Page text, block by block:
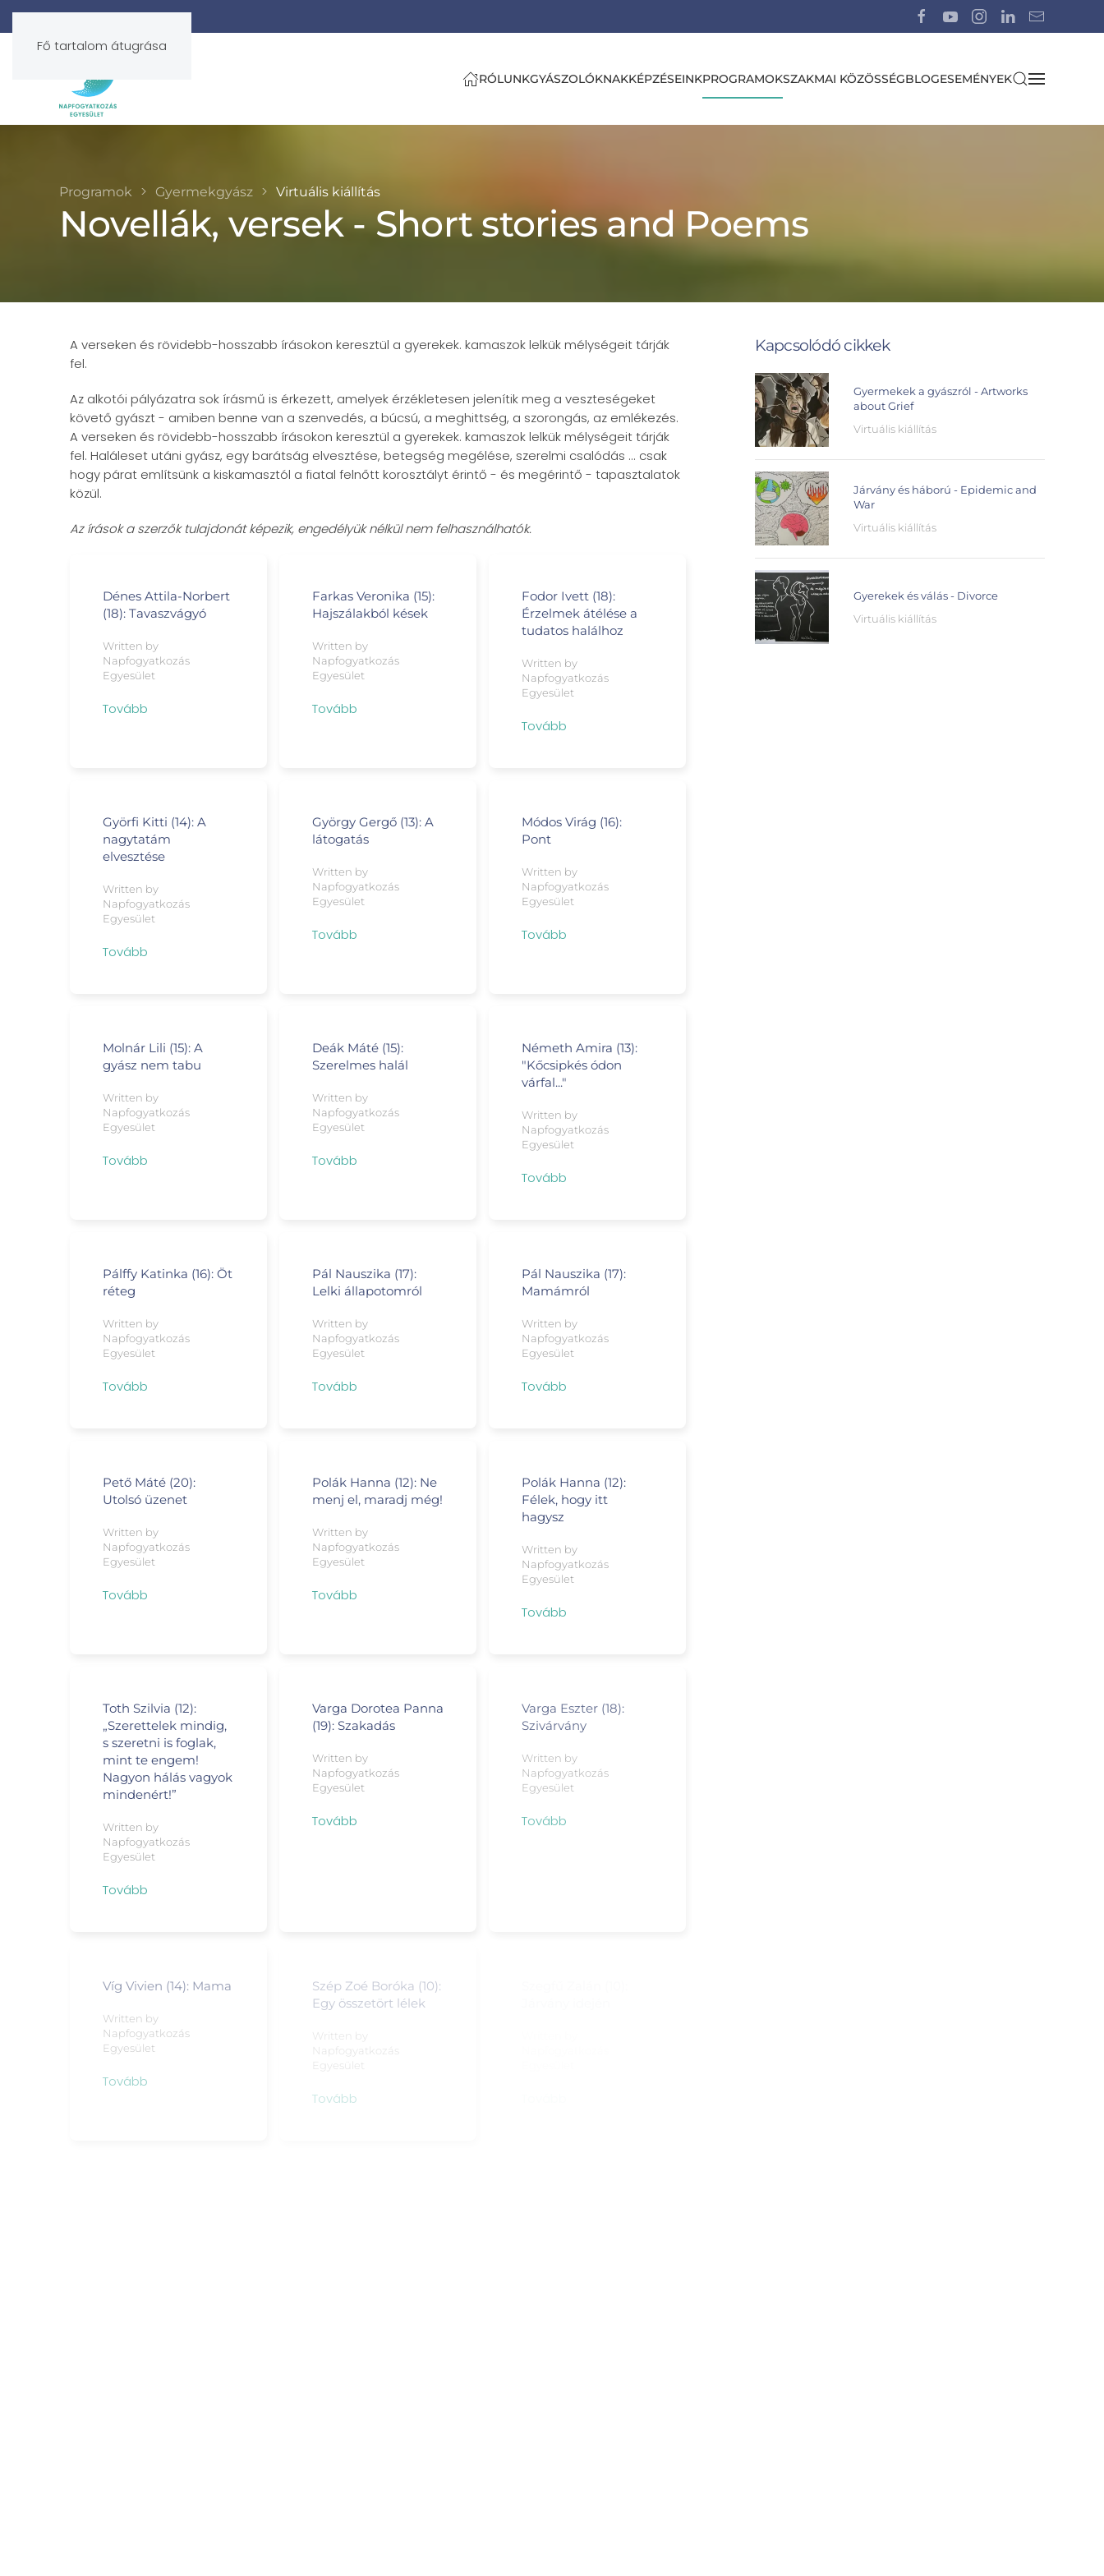
Fő tartalom átugrása
RÓLUNKGYÁSZOLÓKNAKKÉPZÉSEINKPROGRAMOKSZAKMAI KÖZÖSSÉGBLOGESEMÉNYEK
Programok Gyermekgyász Virtuális kiállítás
Novellák, versek - Short stories and Poems
A verseken és rövidebb-hosszabb írásokon keresztül a gyerekek. kamaszok lelkük mélységeit tárják
fel.
Az alkotói pályázatra sok írásmű is érkezett, amelyek érzékletesen jelenítik meg a veszteségeket
követő gyászt - amiben benne van a szenvedés, a búcsú, a meghittség, a szorongás, az emlékezés.
A verseken és rövidebb-hosszabb írásokon keresztül a gyerekek. kamaszok lelkük mélységeit tárják
fel. Haláleset utáni gyász, egy barátság elvesztése, betegség megélése, szerelmi csalódás ... csak
hogy párat említsünk a kiskamasztól a fiatal felnőtt korosztályt érintő - és megérintő - tapasztalatok
közül.
Az írások a szerzők tulajdonát képezik, engedélyük nélkül nem felhasználhatók.
Dénes Attila-Norbert
(18): Tavaszvágyó
Written by
Napfogyatkozás
Egyesület
Tovább
Farkas Veronika (15):
Hajszálakból kések
Written by
Napfogyatkozás
Egyesület
Tovább
Fodor Ivett (18):
Érzelmek átélése a
tudatos halálhoz
Written by
Napfogyatkozás
Egyesület
Tovább
Györfi Kitti (14): A
nagytatám
elvesztése
Written by
Napfogyatkozás
Egyesület
Tovább
György Gergő (13): A
látogatás
Written by
Napfogyatkozás
Egyesület
Tovább
Módos Virág (16):
Pont
Written by
Napfogyatkozás
Egyesület
Tovább
Molnár Lili (15): A
gyász nem tabu
Written by
Napfogyatkozás
Egyesület
Tovább
Deák Máté (15):
Szerelmes halál
Written by
Napfogyatkozás
Egyesület
Tovább
Németh Amira (13):
"Kőcsipkés ódon
várfal..."
Written by
Napfogyatkozás
Egyesület
Tovább
Pálffy Katinka (16): Öt
réteg
Written by
Napfogyatkozás
Egyesület
Tovább
Pál Nauszika (17):
Lelki állapotomról
Written by
Napfogyatkozás
Egyesület
Tovább
Pál Nauszika (17):
Mamámról
Written by
Napfogyatkozás
Egyesület
Tovább
Pető Máté (20):
Utolsó üzenet
Written by
Napfogyatkozás
Egyesület
Tovább
Polák Hanna (12): Ne
menj el, maradj még!
Written by
Napfogyatkozás
Egyesület
Tovább
Polák Hanna (12):
Félek, hogy itt
hagysz
Written by
Napfogyatkozás
Egyesület
Tovább
Toth Szilvia (12):
„Szerettelek mindig,
s szeretni is foglak,
mint te engem!
Nagyon hálás vagyok
mindenért!”
Written by
Napfogyatkozás
Egyesület
Tovább
Varga Dorotea Panna
(19): Szakadás
Written by
Napfogyatkozás
Egyesület
Tovább
Varga Eszter (18):
Szivárvány
Written by
Napfogyatkozás
Egyesület
Tovább
Víg Vivien (14): Mama
Written by
Napfogyatkozás
Egyesület
Tovább
Szép Zoé Boróka (10):
Egy összetört lélek
Written by
Napfogyatkozás
Egyesület
Tovább
Kapcsolódó cikkek
Gyermekek a gyászról - Artworks
about Grief
Virtuális kiállítás
Járvány és háború - Epidemic and
War
Virtuális kiállítás
Gyerekek és válás - Divorce
Virtuális kiállítás